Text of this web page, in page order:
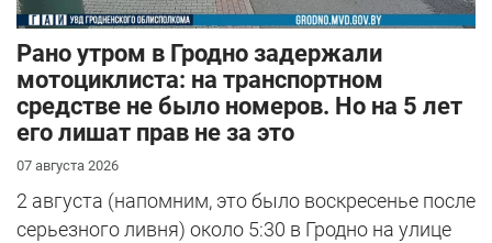
Рано утром в Гродно задержали
мотоциклиста: на транспортном
средстве не было номеров. Но на 5 лет
его лишат прав не за это
07 августа 2026
2 августа (напомним, это было воскресенье после
серьезного ливня) около 5:30 в Гродно на улице